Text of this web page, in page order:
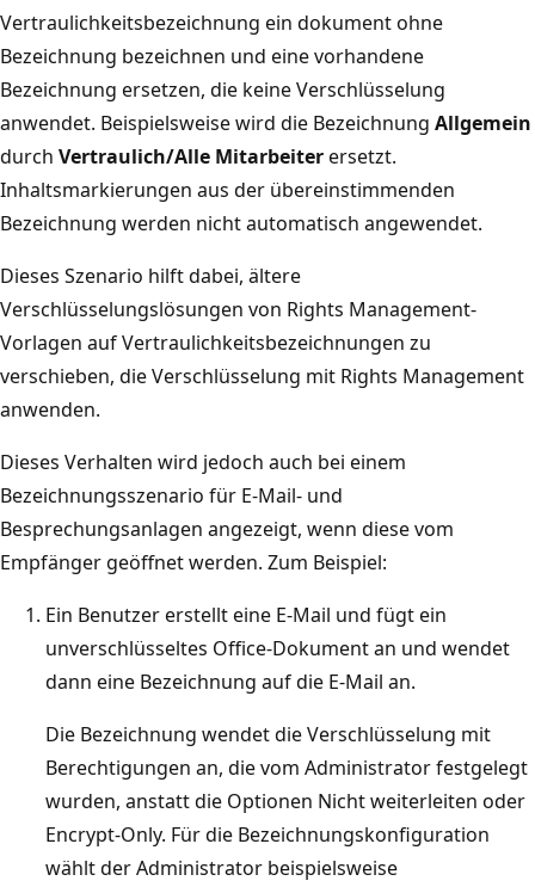
Vertraulichkeitsbezeichnung ein dokument ohne
Bezeichnung bezeichnen und eine vorhandene
Bezeichnung ersetzen, die keine Verschlüsselung
anwendet. Beispielsweise wird die Bezeichnung Allgemein
durch Vertraulich/Alle Mitarbeiterersetzt.
Inhaltsmarkierungen aus der übereinstimmenden
Bezeichnung werden nicht automatisch angewendet.
Dieses Szenario hilft dabei, ältere
Verschlüsselungslösungen von Rights Management-
Vorlagen auf Vertraulichkeitsbezeichnungen zu
verschieben, die Verschlüsselung mit Rights Management
anwenden.
Dieses Verhalten wird jedoch auch bei einem
Bezeichnungsszenario für E-Mail- und
Besprechungsanlagen angezeigt, wenn diese vom
Empfänger geöffnet werden. Zum Beispiel:
Ein Benutzer erstellt eine E-Mail und fügt ein
unverschlüsseltes Office-Dokument an und wendet
dann eine Bezeichnung auf die E-Mail an.
Die Bezeichnung wendet die Verschlüsselung mit
Berechtigungen an, die vom Administrator festgelegt
wurden, anstatt die Optionen Nicht weiterleiten oder
Encrypt-Only. Für die Bezeichnungskonfiguration
wählt der Administrator beispielsweise